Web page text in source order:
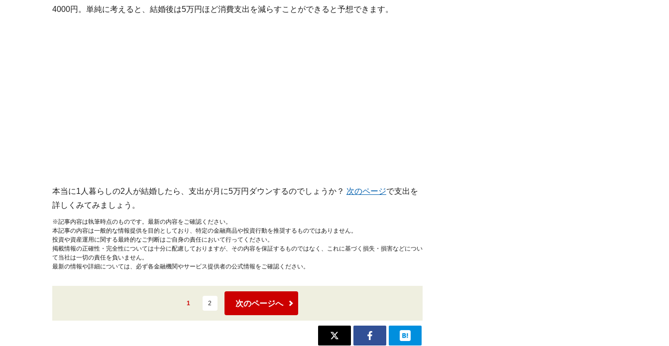
4000円。単純に考えると、結婚後は5万円ほど消費支出を減らすことができると予想できます。
本当に1人暮らしの2人が結婚したら、支出が月に5万円ダウンするのでしょうか？ 次のページで支出を
詳しくみてみましょう。
※記事内容は執筆時点のものです。最新の内容をご確認ください。
本記事の内容は一般的な情報提供を目的としており、特定の金融商品や投資行動を推奨するものではありません。
投資や資産運用に関する最終的なご判断はご自身の責任において行ってください。
掲載情報の正確性・完全性については十分に配慮しておりますが、その内容を保証するものではなく、これに基づく損失・損害などについ
て当社は一切の責任を負いません。
最新の情報や詳細については、必ず各金融機関やサービス提供者の公式情報をご確認ください。
1 2 次のページへ